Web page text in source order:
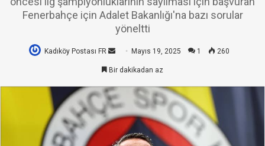
Fenerbahçe için Adalet Bakanlığı'na bazı sorular
yöneltti
Kadıköy Postası FR
Bir
göndermek
Mayıs 19, 2025 1 260
Bir dakikadan az